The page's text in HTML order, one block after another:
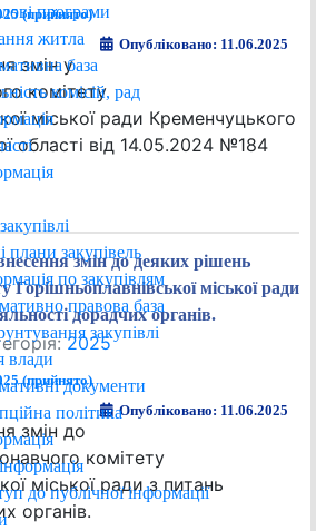
програми
житла
база
комісій, рад
плани закупівель
по закупівлям
правова база
закупівлі
влади
документи
політика
до публічної інформації
(прийнято)
Опубліковано: 11.06.2025
змін у
комітету
міської ради Кременчуцького
області від 14.05.2024 №184
змін до деяких рішень
Горішньоплавнівської міської ради
дорадчих органів.
2025
(прийнято)
Опубліковано: 11.06.2025
змін до
комітету
міської ради з питань
органів.